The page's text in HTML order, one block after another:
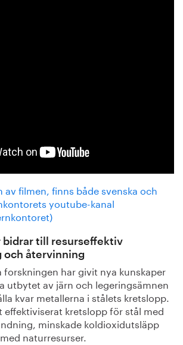
av filmen, finns både svenska och
youtube-kanal
bidrar till resurseffektiv
återvinning
forskningen har givit nya kunskaper
utbytet av järn och legeringsämnen
kvar metallerna i stålets kretslopp.
effektiviserat kretslopp för stål med
minskade koldioxidutsläpp
naturresurser.